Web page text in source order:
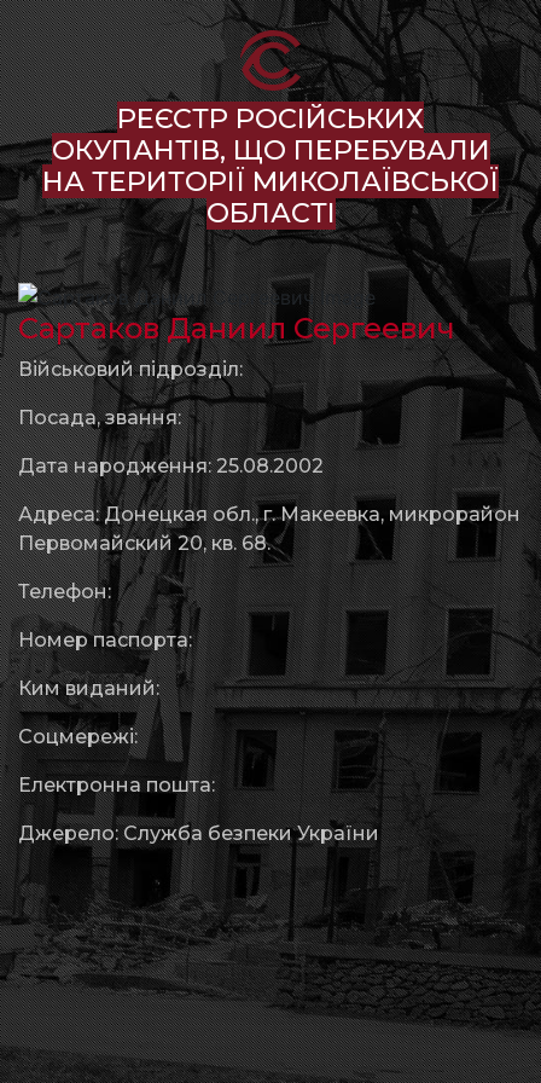
РЕЄСТР РОСІЙСЬКИХ
ОКУПАНТІВ, ЩО ПЕРЕБУВАЛИ
НА ТЕРИТОРІЇ МИКОЛАЇВСЬКОЇ
ОБЛАСТІ
Сартаков Даниил Сергеевич
Військовий підрозділ:
Посада, звання:
Дата народження: 25.08.2002
Адреса: Донецкая обл., г. Макеевка, микрорайон
Первомайский 20, кв. 68.
Телефон:
Номер паспорта:
Ким виданий:
Соцмережі:
Електронна пошта:
Джерело: Служба безпеки України